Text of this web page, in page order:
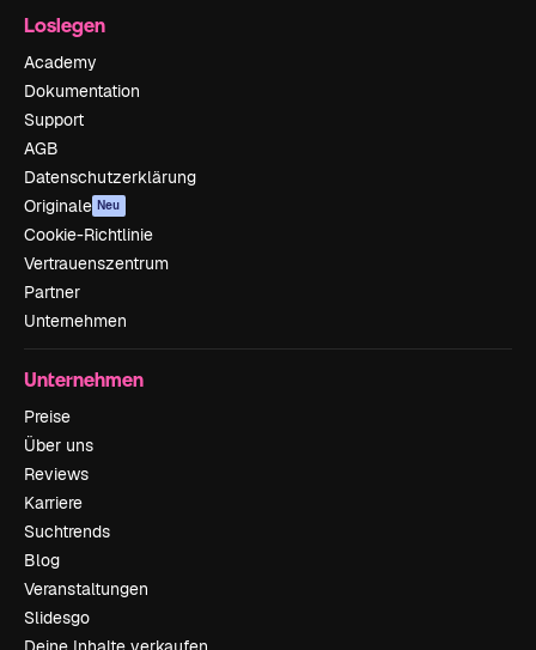
Loslegen
Academy
Dokumentation
Support
AGB
Datenschutzerklärung
Originale Neu
Cookie-Richtlinie
Vertrauenszentrum
Partner
Unternehmen
Unternehmen
Preise
Über uns
Reviews
Karriere
Suchtrends
Blog
Veranstaltungen
Slidesgo